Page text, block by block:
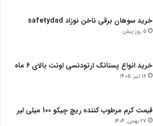
خرید سوهان برقی ناخن نوزاد safetydad
5 روز پیش
خرید انواع پستانک ارتودنسی اونت بالای 6 ماه
16 تیر, 1405
قیمت کرم مرطوب کننده ریچ چیکو 100 میلی لیر
27 بهمن, 1404